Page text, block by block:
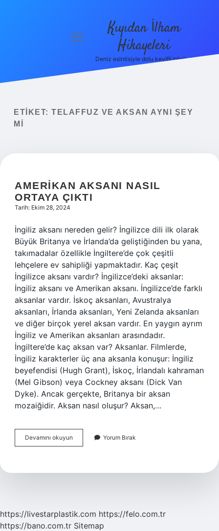
Yasal Uyarı
menüyü
Kıyıdan İlham
Hikayeleri
Deniz esintisiyle dolu keyifli bilgiler!
ETIKET: TELAFFUZ VE AKSAN AYNI ŞEY
MI
AMERIKAN AKSANI NASIL
ORTAYA ÇIKTI
Tarih: Ekim 28, 2024
İngiliz aksanı nereden gelir? İngilizce dili ilk olarak
Büyük Britanya ve İrlanda’da geliştiğinden bu yana,
takımadalar özellikle İngiltere’de çok çeşitli
lehçelere ev sahipliği yapmaktadır. Kaç çeşit
İngilizce aksanı vardır? İngilizce’deki aksanlar:
İngiliz aksanı ve Amerikan aksanı. İngilizce’de farklı
aksanlar vardır. İskoç aksanları, Avustralya
aksanları, İrlanda aksanları, Yeni Zelanda aksanları
ve diğer birçok yerel aksan vardır. En yaygın ayrım
İngiliz ve Amerikan aksanları arasındadır.
İngiltere’de kaç aksan var? Aksanlar. Filmlerde,
İngiliz karakterler üç ana aksanla konuşur: İngiliz
beyefendisi (Hugh Grant), İskoç, İrlandalı kahraman
(Mel Gibson) veya Cockney aksanı (Dick Van
Dyke). Ancak gerçekte, Britanya bir aksan
mozaiğidir. Aksan nasıl oluşur? Aksan,…
Devamını okuyun Amerikan
Aksanı
Çıktı
Yorum Bırak
https://livestarplastik.com https://felo.com.tr
https://bano.com.tr Sitemap